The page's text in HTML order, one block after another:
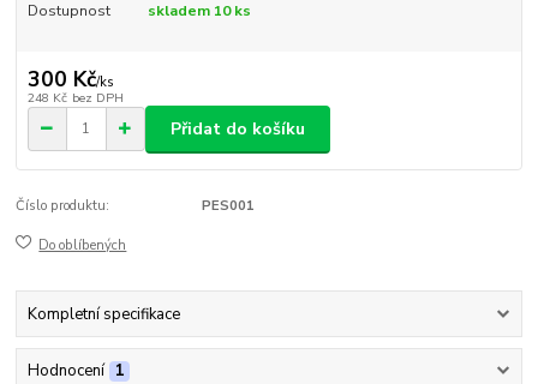
Dostupnost skladem 10 ks
300 Kč/ks
248 Kč bez DPH
Přidat do košíku
Číslo produktu: PES001
Do oblíbených
Kompletní specifikace
Hodnocení 1